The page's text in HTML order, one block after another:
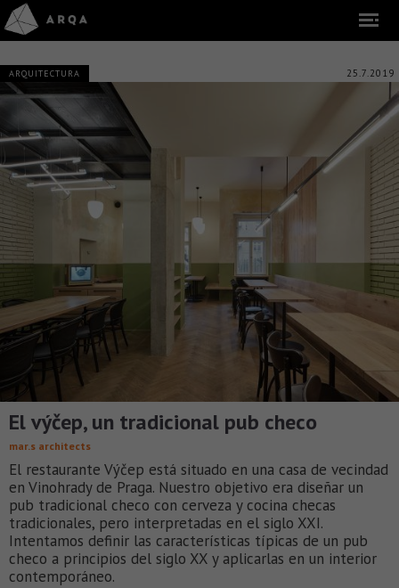
ARQUITECTURA 25.7.2019
El výčep, un tradicional pub checo
mar.s architects
El restaurante Výčep está situado en una casa de vecindad
en Vinohrady de Praga. Nuestro objetivo era diseñar un
pub tradicional checo con cerveza y cocina checas
tradicionales, pero interpretadas en el siglo XXI.
Intentamos definir las características típicas de un pub
checo a principios del siglo XX y aplicarlas en un interior
contemporáneo.